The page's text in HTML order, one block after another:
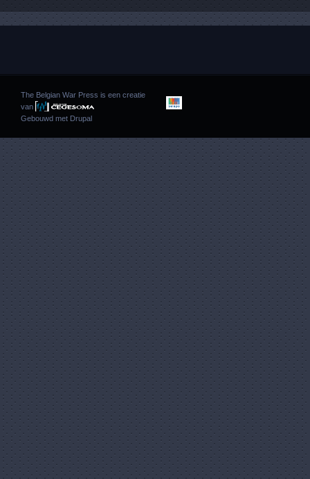
The Belgian War Press is een creatie
van
Gebouwd met Drupal